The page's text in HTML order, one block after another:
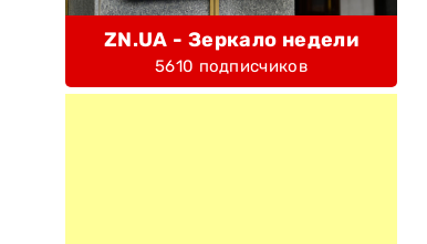
ZN.UA - Зеркало недели
5610 подписчиков